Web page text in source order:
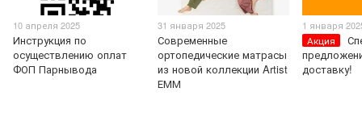
10 апреля 2025
Инструкция по
осуществлению оплат
ФОП Парнывода
31 января 2025
Современные
ортопедические матрасы
из новой коллекции Artist
ЕММ
1 января
Акция
доставку!